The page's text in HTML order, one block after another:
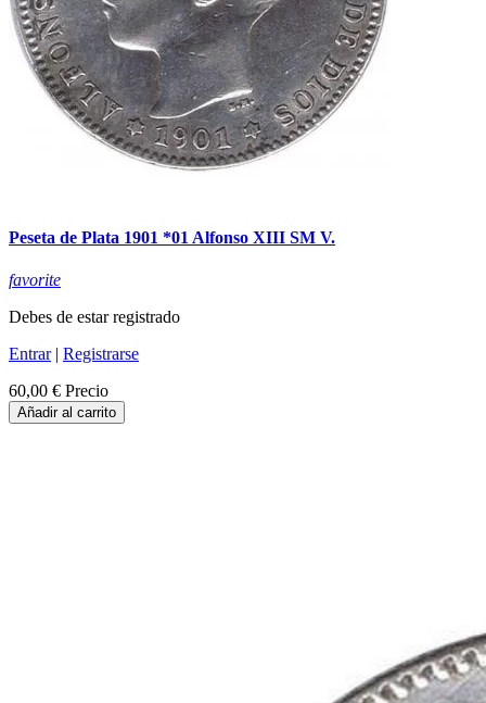
Peseta de Plata 1901 *01 Alfonso XIII SM V.
favorite
Debes de estar registrado
Entrar| Registrarse
60,00 € Precio
Añadir al carrito